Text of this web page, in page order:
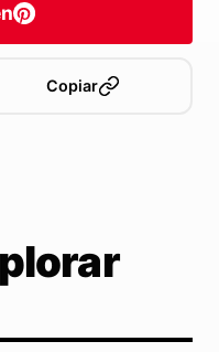
Copiar